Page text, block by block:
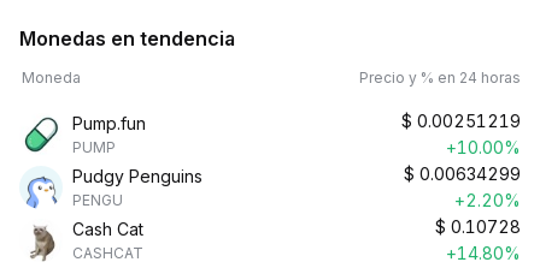
Monedas en tendencia
Moneda Precio y % en 24 horas
Pump.fun
PUMP
$ 0.00251219
+10.00%
Pudgy Penguins
PENGU
$ 0.00634299
+2.20%
Cash Cat
CASHCAT
$ 0.10728
+14.80%